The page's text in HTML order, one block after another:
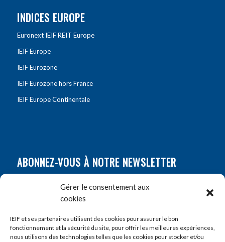
Gérer le consentement aux
cookies
IEIF et ses partenaires utilisent des cookies pour assurer le bon
fonctionnement et la sécurité du site, pour offrir les meilleures expériences,
nous utilisons des technologies telles que les cookies pour stocker et/ou
INDICES EUROPE
Euronext IEIF REIT Europe
IEIF Europe
IEIF Eurozone
IEIF Eurozone hors France
IEIF Europe Continentale
ABONNEZ-VOUS À NOTRE NEWSLETTER
Prénom*